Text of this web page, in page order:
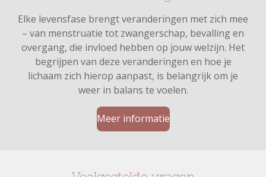
Elke levensfase brengt veranderingen met zich mee
– van menstruatie tot zwangerschap, bevalling en
overgang, die invloed hebben op jouw welzijn. Het
begrijpen van deze veranderingen en hoe je
lichaam zich hierop aanpast, is belangrijk om je
weer in balans te voelen.
Meer informatie